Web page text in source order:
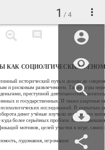
1 / 4
КАК СОЦИОЛГИЧЕСКИЙ
исторический путь и дошли до
и рисковым развлечением. Такие игры
преступной деятельностью,
и государственных. И также азартные
исследований. В попытках
денег учёные изучали игроков, их
более серьёзных проблем. На
мотивов, целей участия в игре, самих
лудомания, игромания